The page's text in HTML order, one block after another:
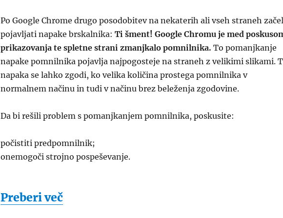
Po Google Chrome drugo posodobitev na nekaterih ali vseh straneh
pojavljati napake brskalnika: Ti šment! Google Chromu je med
prikazovanja te spletne strani zmanjkalo pomnilnika. To pomanjkanje
napake pomnilnika pojavlja najpogosteje na straneh z velikimi slikami.
napaka se lahko zgodi, ko velika količina prostega pomnilnika v
normalnem načinu in tudi v načinu brez beleženja zgodovine.
Da bi rešili problem s pomanjkanjem pomnilnika, poskusite:
počistiti predpomnilnik;
onemogoči strojno pospeševanje.
Preberi več“Google Chromu je med poskusom